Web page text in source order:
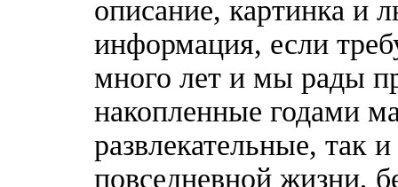
описание, картинка и
информация, если
много лет и мы рады
накопленные годами
развлекательные, так
повседневной жизни,